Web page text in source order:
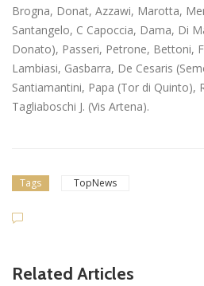
Brogna, Donat, Azzawi, Marotta,
Santangelo, C Capoccia, Dama, Di
Donato), Passeri, Petrone, Bettoni,
Lambiasi, Gasbarra, De Cesaris
Santiamantini, Papa (Tor di Quinto),
Tagliaboschi J. (Vis Artena).
Tags TopNews
Related Articles